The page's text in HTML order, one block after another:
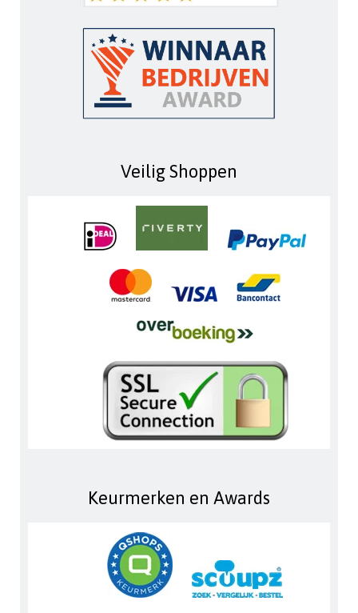
Veilig Shoppen
Keurmerken en Awards